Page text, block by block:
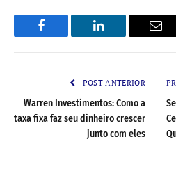
Facebook LinkedIn
POST ANTERIOR
Warren Investimentos: Como a
taxa fixa faz seu dinheiro crescer
junto com eles